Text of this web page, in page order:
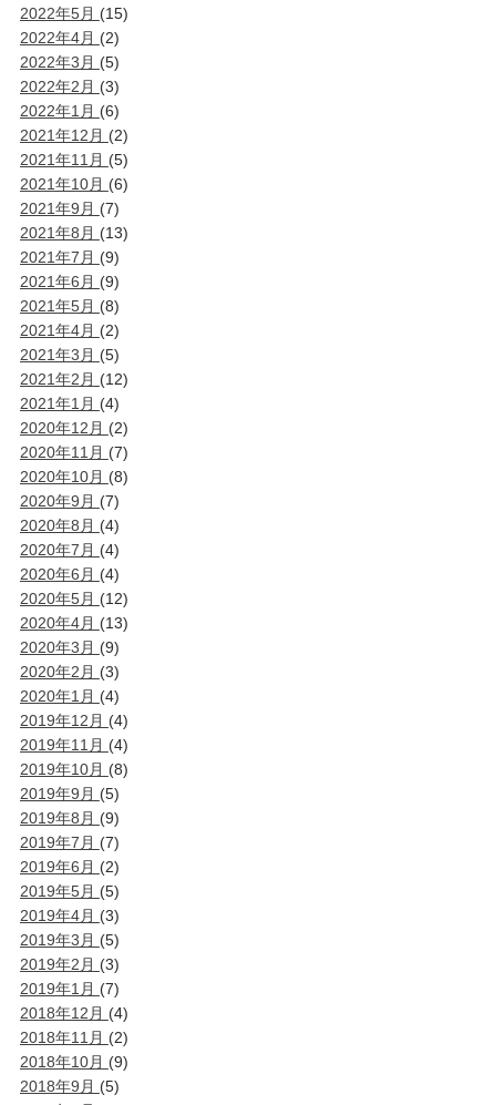
2022年5月 (15)
2022年4月 (2)
2022年3月 (5)
2022年2月 (3)
2022年1月 (6)
2021年12月 (2)
2021年11月 (5)
2021年10月 (6)
2021年9月 (7)
2021年8月 (13)
2021年7月 (9)
2021年6月 (9)
2021年5月 (8)
2021年4月 (2)
2021年3月 (5)
2021年2月 (12)
2021年1月 (4)
2020年12月 (2)
2020年11月 (7)
2020年10月 (8)
2020年9月 (7)
2020年8月 (4)
2020年7月 (4)
2020年6月 (4)
2020年5月 (12)
2020年4月 (13)
2020年3月 (9)
2020年2月 (3)
2020年1月 (4)
2019年12月 (4)
2019年11月 (4)
2019年10月 (8)
2019年9月 (5)
2019年8月 (9)
2019年7月 (7)
2019年6月 (2)
2019年5月 (5)
2019年4月 (3)
2019年3月 (5)
2019年2月 (3)
2019年1月 (7)
2018年12月 (4)
2018年11月 (2)
2018年10月 (9)
2018年9月 (5)